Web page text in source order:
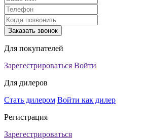
Для покупателей
Зарегестрироваться Войти
Для дилеров
Стать дилером Войти как дилер
Регистрация
Зарегестрироваться